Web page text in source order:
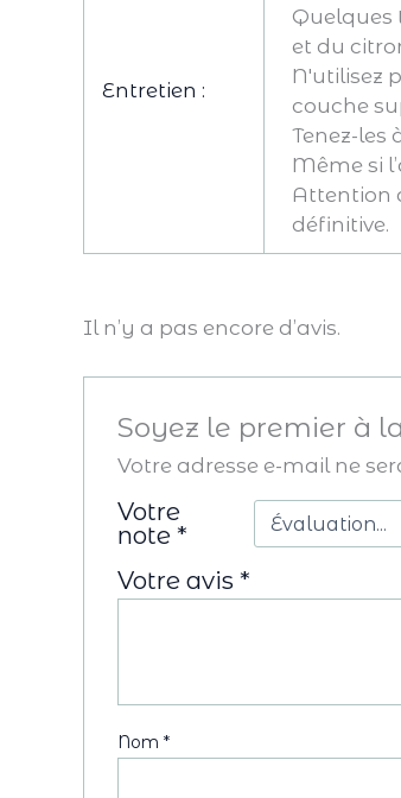
Entretien :
Quelques
et du
N'utilisez
couche
Tenez-les
Même si
Attention
définitive.
Il n’y a pas encore d’avis.
Soyez le premier à
Votre adresse e-mail ne
Votre
note *
Votre avis *
Nom*